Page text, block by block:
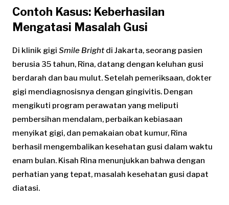
Contoh Kasus: Keberhasilan
Mengatasi Masalah Gusi
Di klinik gigi Smile Bright di Jakarta, seorang pasien
berusia 35 tahun, Rina, datang dengan keluhan gusi
berdarah dan bau mulut. Setelah pemeriksaan, dokter
gigi mendiagnosisnya dengan gingivitis. Dengan
mengikuti program perawatan yang meliputi
pembersihan mendalam, perbaikan kebiasaan
menyikat gigi, dan pemakaian obat kumur, Rina
berhasil mengembalikan kesehatan gusi dalam waktu
enam bulan. Kisah Rina menunjukkan bahwa dengan
perhatian yang tepat, masalah kesehatan gusi dapat
diatasi.